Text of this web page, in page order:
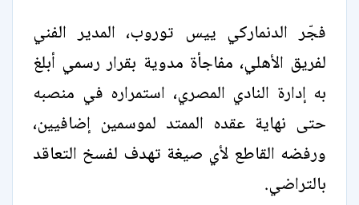
فجّر الدنماركي ييس توروب، المدير الفني
لفريق الأهلي، مفاجأة مدوية بقرار رسمي أبلغ
به إدارة النادي المصري، استمراره في منصبه
حتى نهاية عقده الممتد لموسمين إضافيين،
ورفضه القاطع لأي صيغة تهدف لفسخ التعاقد
بالتراضي.